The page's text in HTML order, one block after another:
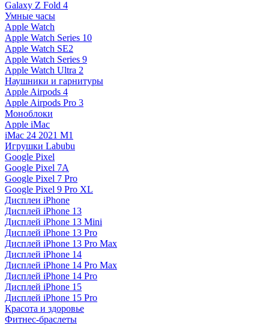
Galaxy Z Fold 4
Умные часы
Apple Watch
Apple Watch Series 10
Apple Watch SE2
Apple Watch Series 9
Apple Watch Ultra 2
Наушники и гарнитуры
Apple Airpods 4
Apple Airpods Pro 3
Моноблоки
Apple iMac
iMac 24 2021 M1
Игрушки Labubu
Google Pixel
Google Pixel 7А
Google Pixel 7 Pro
Google Pixel 9 Pro XL
Дисплеи iPhone
Дисплей iPhone 13
Дисплей iPhone 13 Mini
Дисплей iPhone 13 Pro
Дисплей iPhone 13 Pro Max
Дисплей iPhone 14
Дисплей iPhone 14 Pro Max
Дисплей iPhone 14 Pro
Дисплей iPhone 15
Дисплей iPhone 15 Pro
Красота и здоровье
Фитнес-браслеты